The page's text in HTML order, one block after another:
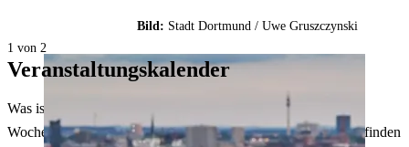
Bild: Stadt Dortmund / Uwe Gruszczynski
1 von 2
Veranstaltungskalender
Was ist heute in Dortmund los? Welche Konzerte gibt es am
Wochenende? Im größten Veranstaltungskalender Dortmunds finden